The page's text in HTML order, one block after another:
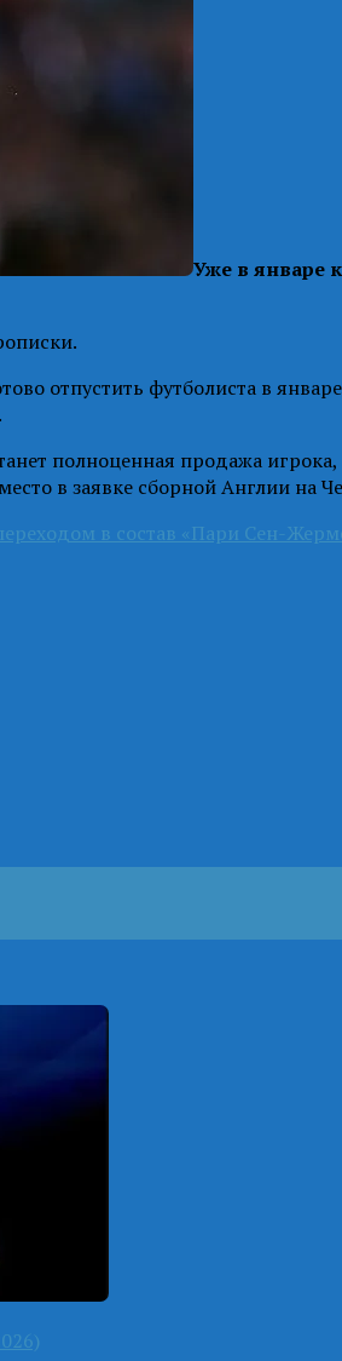
Уже в январе
отпустить футболиста в
полноценная продажа
в заявке сборной Англии на
в состав «Пари Сен-